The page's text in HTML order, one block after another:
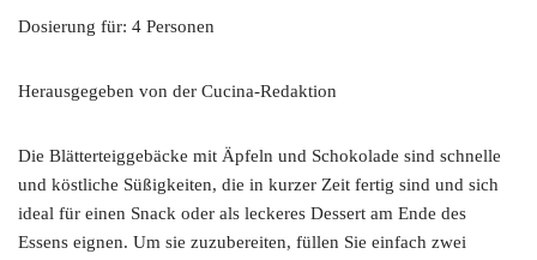
Dosierung für: 4 Personen
Herausgegeben von der Cucina-Redaktion
Die Blätterteiggebäcke mit Äpfeln und Schokolade sind schnelle
und köstliche Süßigkeiten, die in kurzer Zeit fertig sind und sich
ideal für einen Snack oder als leckeres Dessert am Ende des
Essens eignen. Um sie zuzubereiten, füllen Sie einfach zwei